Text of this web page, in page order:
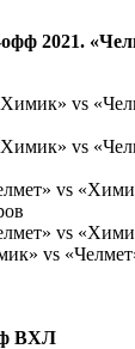
2021.
vs
vs
vs
vs
vs
ВХЛ